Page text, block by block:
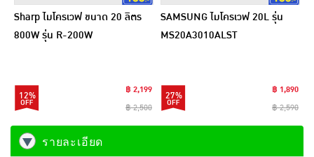
Sharp ไมโครเวฟ ขนาด 20 ลิตร
800W รุ่น R-200W
12%
฿ 2,199
฿ 2,500
SAMSUNG ไมโครเวฟ 20L รุ่น
MS20A3010ALST
27%
฿ 1,890
฿ 2,590
รายละเอียด